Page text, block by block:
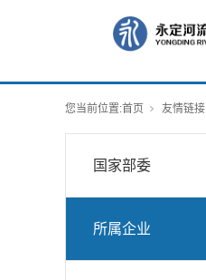
您当前位置:首页 友情链接
国家部委
所属企业